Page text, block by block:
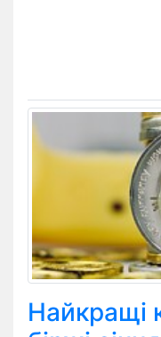
Найкращі